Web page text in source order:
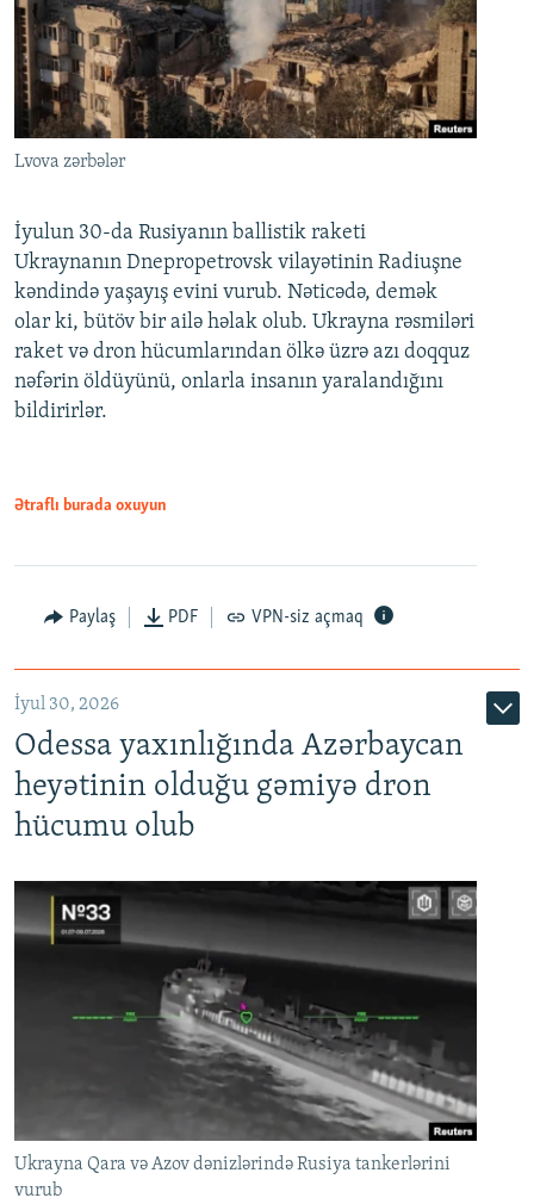
Lvova zərbələr
İyulun 30-da Rusiyanın ballistik raketi
Ukraynanın Dnepropetrovsk vilayətinin Radiuşne
kəndində yaşayış evini vurub. Nəticədə, demək
olar ki, bütöv bir ailə həlak olub. Ukrayna rəsmiləri
raket və dron hücumlarından ölkə üzrə azı doqquz
nəfərin öldüyünü, onlarla insanın yaralandığını
bildirirlər.
Ətraflı burada oxuyun
Paylaş PDF VPN-siz açmaq
İyul 30, 2026
Odessa yaxınlığında Azərbaycan
heyətinin olduğu gəmiyə dron
hücumu olub
Ukrayna Qara və Azov dənizlərində Rusiya tankerlərini
vurub